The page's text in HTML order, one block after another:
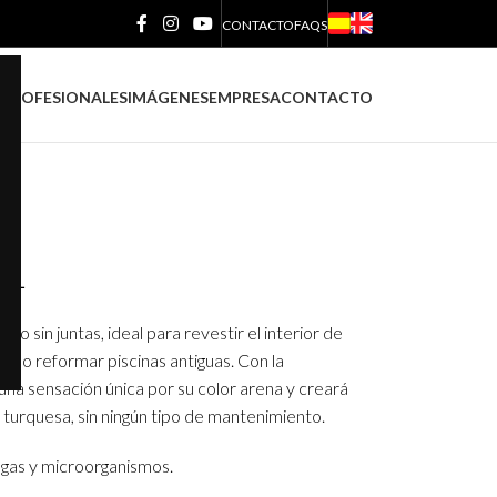
CONTACTOFAQS
PROFESIONALESIMÁGENESEMPRESACONTACTO
sin juntas, ideal para revestir el interior de
o reformar piscinas antiguas. Con la
sensación única por su color arena y creará
sin ningún tipo de mantenimiento.
y microorganismos.